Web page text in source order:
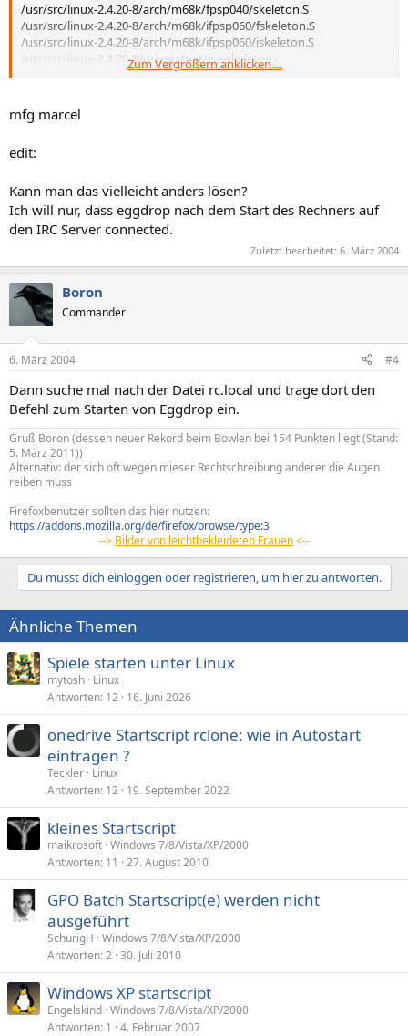
/usr/src/linux-2.4.20-8/arch/m68k/fpsp040/skeleton.S
/usr/src/linux-2.4.20-8/arch/m68k/ifpsp060/fskeleton.S
/usr/src/linux-2.4.20-8/arch/m68k/ifpsp060/iskeleton.S
/usr/src/linux-2.4.20-8/drivers/net/isa-skeleton.c
/usr/src/linux-2.4.20-8/drivers/net/pci-skeleton.c
/usr/src/linux-2.4.20-8/drivers/usb/usb-skeleton.c
/usr/src/linux-2.4.20-8/drivers/video/skeletonfb.c
Zum Vergrößern anklicken....
mfg marcel
edit:
Kann man das vielleicht anders lösen?
Ich will nur, dass eggdrop nach dem Start des Rechners auf
den IRC Server connected.
Zuletzt bearbeitet: 6. März 2004
Boron
Commander
6. März 2004 #4
Dann suche mal nach der Datei rc.local und trage dort den
Befehl zum Starten von Eggdrop ein.
Gruß Boron (dessen neuer Rekord beim Bowlen bei 154 Punkten liegt (Stand:
5. März 2011))
Alternativ: der sich oft wegen mieser Rechtschreibung anderer die Augen
reiben muss
Firefoxbenutzer sollten das hier nutzen:
https://addons.mozilla.org/de/firefox/browse/type:3
--> Bilder von leichtbekleideten Frauen<--
Du musst dich einloggen oder registrieren, um hier zu antworten.
Ähnliche Themen
Spiele starten unter Linux
mytosh Linux
Antworten 12 16. Juni 2026
onedrive Startscript rclone: wie in Autostart
eintragen ?
Teckler Linux
Antworten 12 19. September 2022
kleines Startscript
maikrosoft Windows 7/8/Vista/XP/2000
Antworten 11 27. August 2010
GPO Batch Startscript(e) werden nicht
ausgeführt
SchurigH Windows 7/8/Vista/XP/2000
Antworten 2 30. Juli 2010
Windows XP startscript
Engelskind Windows 7/8/Vista/XP/2000
Antworten 1 4. Februar 2007